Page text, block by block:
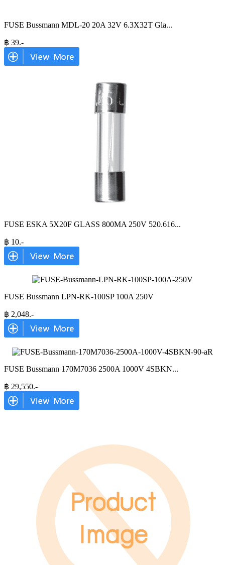
FUSE Bussmann MDL-20 20A 32V 6.3X32T Gla...
฿ 39.-
FUSE ESKA 5X20F GLASS 800MA 250V 520.616...
฿ 10.-
FUSE Bussmann LPN-RK-100SP 100A 250V
฿ 2,048.-
FUSE Bussmann 170M7036 2500A 1000V 4SBKN...
฿ 29,550.-